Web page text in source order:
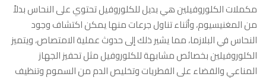
مكملات الكلوروفيلين هي بديل للكلوروفيل تحتوي على النحاس بدلاً
من المغنيسيوم، وأثناء تناول جرعات منها يمكن اكتشاف وجود
النحاس في البلازما، مما يشير ذلك إلى حدوث عملية الامتصاص، ويتميز
الكلوروفيلين بخصائص مشابهة للكلوروفيل مثل تحفيز الجهاز
المناعي والقضاء على الفطريات وتخليص الدم من السموم وتنظيف